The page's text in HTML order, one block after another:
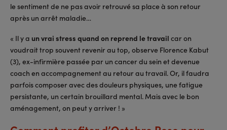
le sentiment de ne pas avoir retrouvé sa place à son retour
après un arrêt maladie…
« Il y a un vrai stress quand on reprend le travail car on
voudrait trop souvent revenir au top, observe Florence Kabut
(3), ex-infirmière passée par un cancer du sein et devenue
coach en accompagnement au retour au travail. Or, il faudra
parfois composer avec des douleurs physiques, une fatigue
persistante, un certain brouillard mental. Mais avec le bon
aménagement, on peut y arriver ! »